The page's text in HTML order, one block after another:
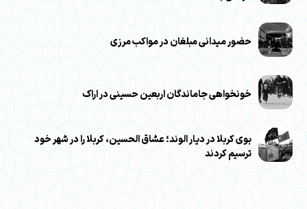
حضور میدانی مبلغان در مواکب مرزی
خونخواهی جاماندگان اربعین حسینی در اراک
بوی کربلا در دیار الوند؛ عشاق الحسین، کربلا را در شهر خود
ترسیم کردند